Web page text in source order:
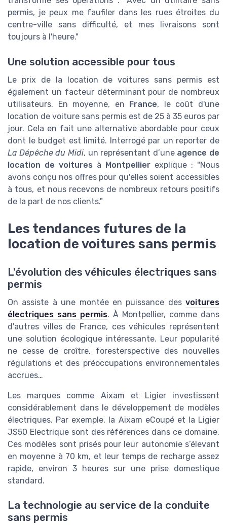
permis, je peux me faufiler dans les rues étroites du
centre-ville sans difficulté, et mes livraisons sont
toujours à l'heure."
Une solution accessible pour tous
Le prix de la location de voitures sans permis est
également un facteur déterminant pour de nombreux
utilisateurs. En moyenne, en France, le coût d'une
location de voiture sans permis est de 25 à 35 euros par
jour. Cela en fait une alternative abordable pour ceux
dont le budget est limité. Interrogé par un reporter de
La Dépêche du Midi, un représentant d’une agence de
location de voitures à Montpellier explique : "Nous
avons conçu nos offres pour qu'elles soient accessibles
à tous, et nous recevons de nombreux retours positifs
de la part de nos clients."
Les tendances futures de la
location de voitures sans permis
L'évolution des véhicules électriques sans
permis
On assiste à une montée en puissance des voitures
électriques sans permis. À Montpellier, comme dans
d'autres villes de France, ces véhicules représentent
une solution écologique intéressante. Leur popularité
ne cesse de croître, foresterspective des nouvelles
régulations et des préoccupations environnementales
accrues…
Les marques comme Aixam et Ligier investissent
considérablement dans le développement de modèles
électriques. Par exemple, la Aixam eCoupé et la Ligier
JS50 Electrique sont des références dans ce domaine.
Ces modèles sont prisés pour leur autonomie s’élevant
en moyenne à 70 km, et leur temps de recharge assez
rapide, environ 3 heures sur une prise domestique
standard.
La technologie au service de la conduite
sans permis